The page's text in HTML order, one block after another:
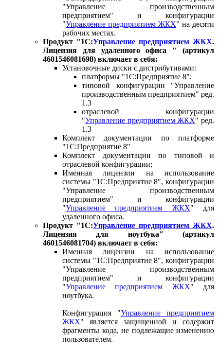
"Управление производственным
предприятием" и конфигурации
"Управление предприятием ЖКХ" на десяти
рабочих местах.
Продукт "1С:Управление предприятием ЖКХ.
Лицензия для удаленного офиса " (артикул
4601546081698) включает в себя:
Установочные диски с дистрибутивами:
платформы "1С:Предприятие 8";
типовой конфигурации "Управление
производственным предприятием" ред.
1.3
отраслевой конфигурации
"Управление предприятием ЖКХ" ред.
1.3
Комплект документации по платформе
"1С:Предприятие 8"
Комплект документации по типовой и
отраслевой конфигурации;
Именная лицензии на использование
системы "1С:Предприятие 8", конфигурации
"Управление производственным
предприятием" и конфигурации
"Управление предприятием ЖКХ" для
удаленного офиса.
Продукт "1С:Управление предприятием ЖКХ.
Лицензия для ноутбука" (артикул
4601546081704) включает в себя:
Именная лицензии на использование
системы "1С:Предприятие 8", конфигурации
"Управление производственным
предприятием" и конфигурации
"Управление предприятием ЖКХ" для
ноутбука.
Конфигурация "Управление предприятием
ЖКХ" является защищенной и содержит
фрагменты кода, не подлежащие изменению
пользователем.